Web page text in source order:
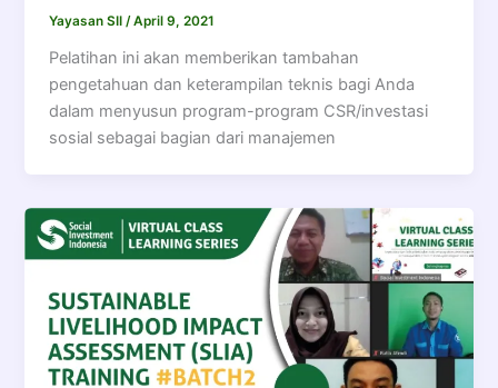
Yayasan SII /April 9, 2021
Pelatihan ini akan memberikan tambahan
pengetahuan dan keterampilan teknis bagi Anda
dalam menyusun program-program CSR/investasi
sosial sebagai bagian dari manajemen